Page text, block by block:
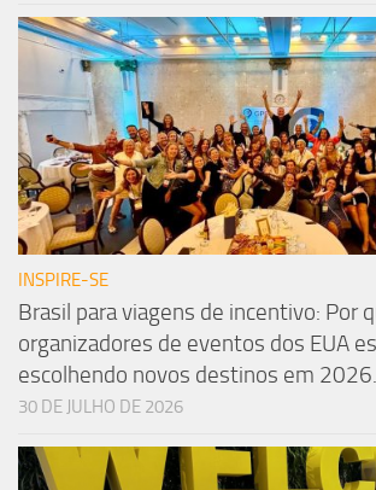
INSPIRE-SE
Brasil para viagens de incentivo: Por
organizadores de eventos dos EUA
escolhendo novos destinos em 2026.
30 DE JULHO DE 2026